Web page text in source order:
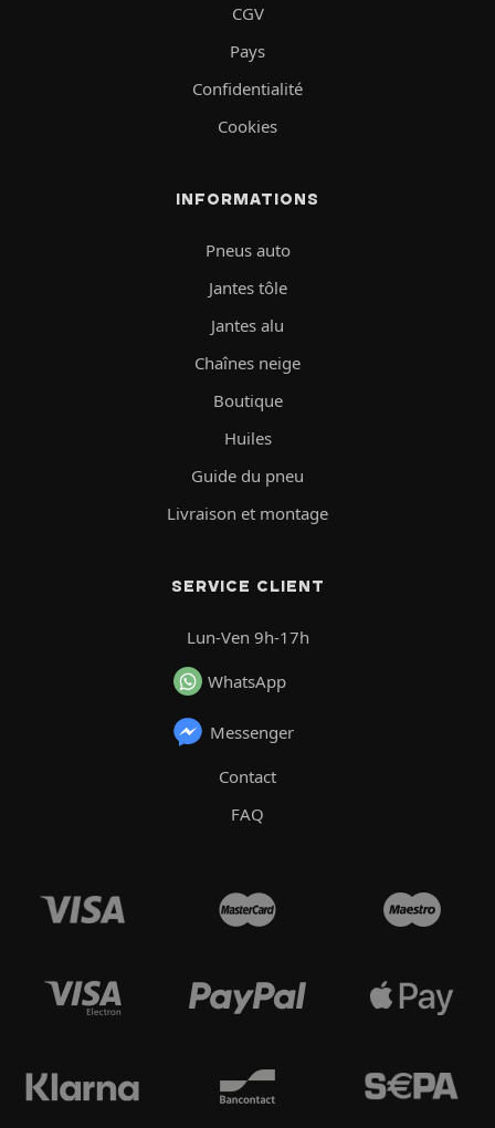
CGV
Pays
Confidentialité
Cookies
INFORMATIONS
Pneus auto
Jantes tôle
Jantes alu
Chaînes neige
Boutique
Huiles
Guide du pneu
Livraison et montage
SERVICE CLIENT
Lun-Ven 9h-17h
WhatsApp
Messenger
Contact
FAQ